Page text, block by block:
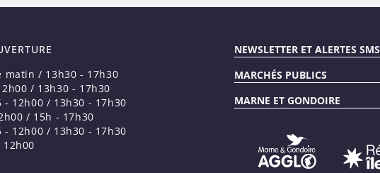
matin / 13h30 - 17h30
/ 13h30 - 17h30
12h00 / 13h30 - 17h30
/ 15h - 17h30
- 12h00 / 13h30 - 17h30
NEWSLETTER ET ALERTES SMS
MARCHÉS PUBLICS
MARNE ET GONDOIRE